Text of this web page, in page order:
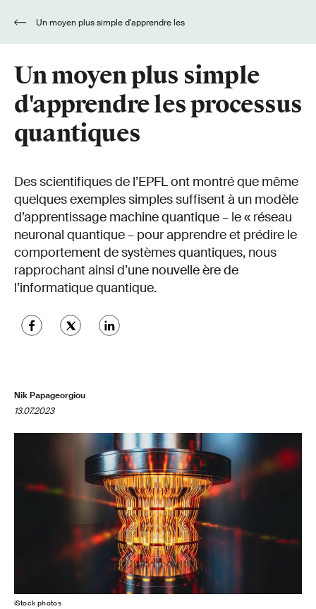
Un moyen plus simple
d'apprendre les processus
quantiques
Des scientifiques de l’EPFL ont montré que même
quelques exemples simples suffisent à un modèle
d’apprentissage machine quantique – le « réseau
neuronal quantique – pour apprendre et prédire le
comportement de systèmes quantiques, nous
rapprochant ainsi d’une nouvelle ère de
l’informatique quantique.
Nik Papageorgiou
13.07.2023
iStock photos